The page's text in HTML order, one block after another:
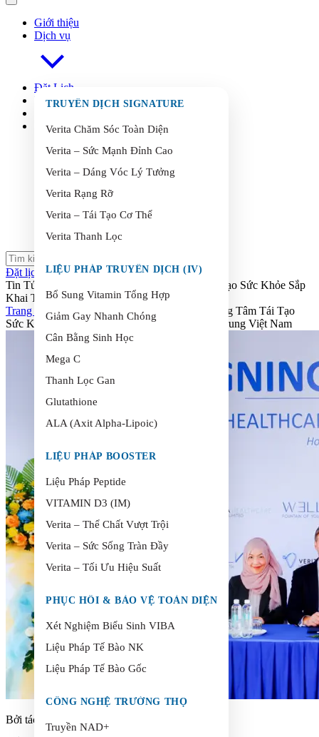
Giới thiệu
Dịch vụ
TRUYỀN DỊCH SIGNATURE
Verita Chăm Sóc Toàn Diện
Verita – Sức Mạnh Đỉnh Cao
Verita – Dáng Vóc Lý Tưởng
Verita Rạng Rỡ
Verita – Tái Tạo Cơ Thể
Verita Thanh Lọc
LIỆU PHÁP TRUYỀN DỊCH (IV)
Bổ Sung Vitamin Tổng Hợp
Giảm Gay Nhanh Chóng
Cân Bằng Sinh Học
Mega C
Thanh Lọc Gan
Glutathione
ALA (Axit Alpha-Lipoic)
LIỆU PHÁP BOOSTER
Liệu Pháp Peptide
VITAMIN D3 (IM)
Verita – Thể Chất Vượt Trội
Verita – Sức Sống Tràn Đầy
Verita – Tối Ưu Hiệu Suất
PHỤC HỒI & BẢO VỆ TOÀN DIỆN
Xét Nghiệm Biểu Sinh VIBA
Liệu Pháp Tế Bào NK
Liệu Pháp Tế Bào Gốc
CÔNG NGHỆ TRƯỜNG THỌ
Truyền NAD+
Đặt Lịch
FAQs
Liên Hệ
Đặt lịch ngay
Tin Tức Du Lịch & Sức Khỏe: Trung Tâm Tái Tạo Sức Khỏe Sắp
Khai Trương Tại Hội An, Miền Trung Việt Nam
Trang chủ>
Tin Tức Du Lịch & Sức Khỏe: Trung Tâm Tái Tạo
Sức Khỏe Sắp Khai Trương Tại Hội An, Miền Trung Việt Nam
Bởi tác giả Verita vào 02.08.2025